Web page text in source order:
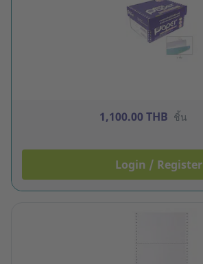
1,100.00 THB ชิ้น
Login / Register